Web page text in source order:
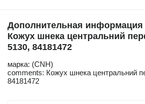
Дополнительная
Кожух шнека центральний
5130, 84181472
марка: (CNH)
comments: Кожух шнека центральний
84181472